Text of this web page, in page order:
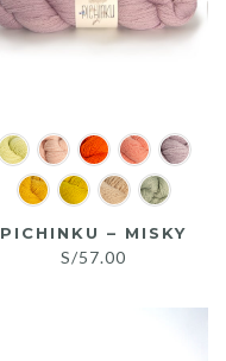
PICHINKU – MISKY
S/57.00